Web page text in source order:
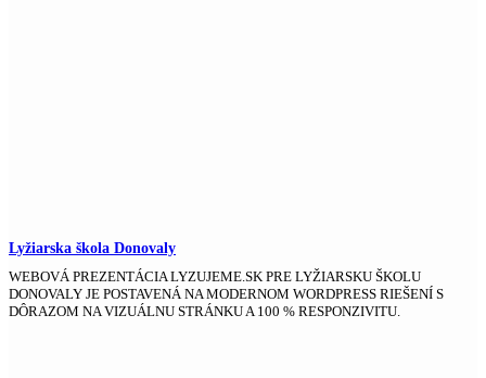
Lyžiarska škola Donovaly
WEBOVÁ PREZENTÁCIA LYZUJEME.SK PRE LYŽIARSKU ŠKOLU
DONOVALY JE POSTAVENÁ NA MODERNOM WORDPRESS RIEŠENÍ S
DÔRAZOM NA VIZUÁLNU STRÁNKU A 100 % RESPONZIVITU.